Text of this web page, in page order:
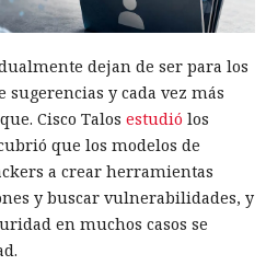
dejan de ser para los
sugerencias y cada vez más
Cisco Talos estudió los
que los modelos de
a crear herramientas
y buscar vulnerabilidades, y
en muchos casos se